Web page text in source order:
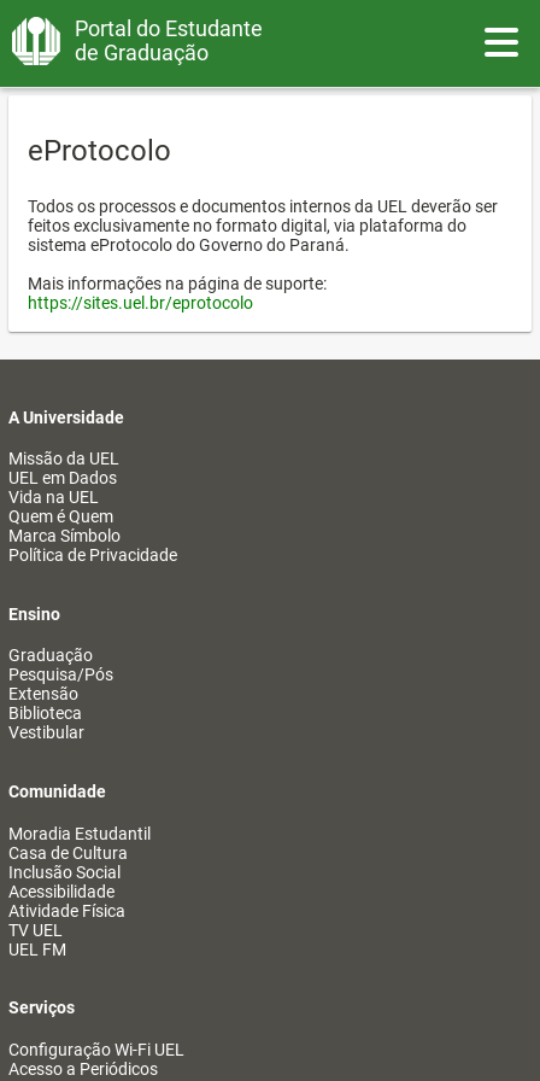
Portal do Estudante
de Graduação
eProtocolo
Todos os processos e documentos internos da UEL deverão ser
feitos exclusivamente no formato digital, via plataforma do
sistema eProtocolo do Governo do Paraná.
Mais informações na página de suporte:
https://sites.uel.br/eprotocolo
A Universidade
Missão da UEL
UEL em Dados
Vida na UEL
Quem é Quem
Marca Símbolo
Política de Privacidade
Ensino
Graduação
Pesquisa/Pós
Extensão
Biblioteca
Vestibular
Comunidade
Moradia Estudantil
Casa de Cultura
Inclusão Social
Acessibilidade
Atividade Física
TV UEL
UEL FM
Serviços
Configuração Wi-Fi UEL
Acesso a Periódicos